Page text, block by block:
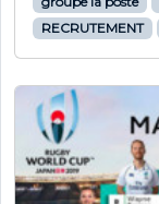
RECRUTEMENT